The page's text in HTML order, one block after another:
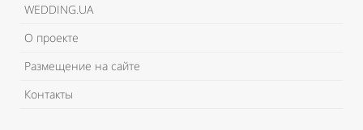
WEDDING.UA
О проекте
Размещение на сайте
Контакты